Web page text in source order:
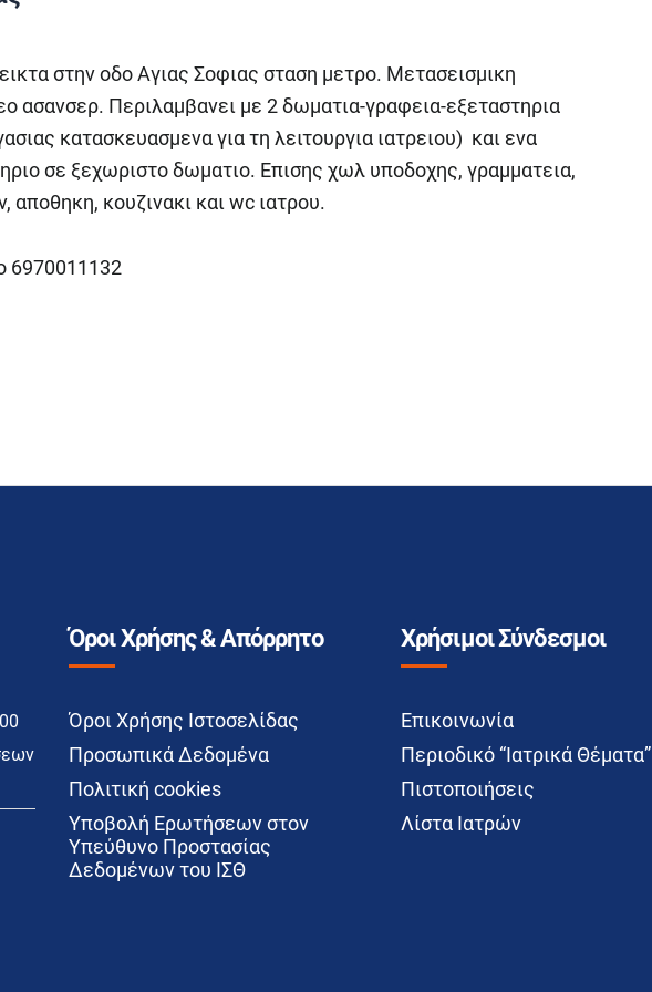
στην οδο Αγιας Σοφιας σταση μετρο. Μετασεισμικη
ασανσερ. Περιλαμβανει με 2 δωματια-γραφεια-εξεταστηρια
κατασκευασμενα για τη λειτουργια ιατρειου) και ενα
σε ξεχωριστο δωματιο. Επισης χωλ υποδοχης, γραμματεια,
κουζινακι και wc ιατρου.
6970011132
Όροι Χρήσης & Απόρρητο
Όροι Χρήσης Ιστοσελίδας
Προσωπικά Δεδομένα
Πολιτική cookies
Υποβολή Ερωτήσεων στον
Υπεύθυνο Προστασίας
Δεδομένων του ΙΣΘ
Χρήσιμοι Σύνδεσμοι
Επικοινωνία
Περιοδικό “Ιατρικά Θέματα”
Πιστοποιήσεις
Λίστα Ιατρών